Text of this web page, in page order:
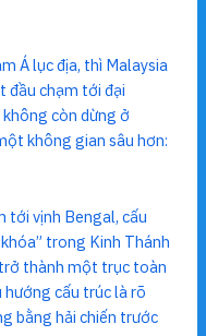
Á lục địa, thì Malaysia
đầu chạm tới đại
còn dừng ở
không gian sâu hơn:
tới vịnh Bengal, cấu
trong Kinh Thánh
thành một trục toàn
hướng cấu trúc là rõ
bằng hải chiến trước